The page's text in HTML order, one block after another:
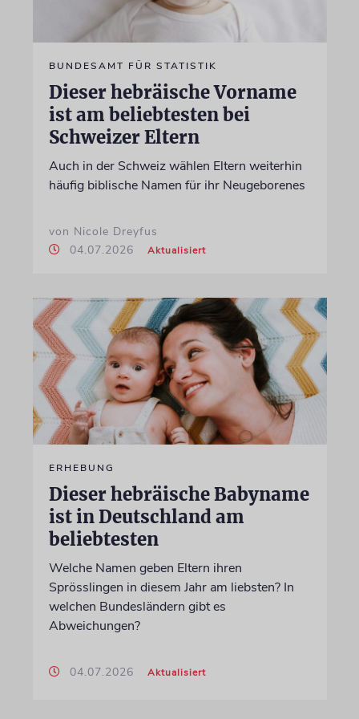
BUNDESAMT FÜR STATISTIK
Dieser hebräische Vorname
ist am beliebtesten bei
Schweizer Eltern
Auch in der Schweiz wählen Eltern weiterhin
häufig biblische Namen für ihr Neugeborenes
von Nicole Dreyfus
04.07.2026
Aktualisiert
ERHEBUNG
Dieser hebräische Babyname
ist in Deutschland am
beliebtesten
Welche Namen geben Eltern ihren
Sprösslingen in diesem Jahr am liebsten? In
welchen Bundesländern gibt es
Abweichungen?
04.07.2026 Aktualisiert